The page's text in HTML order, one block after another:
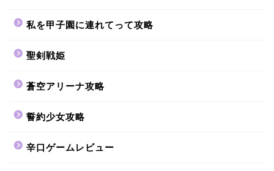
私を甲子園に連れてって攻略
聖剣戦姫
蒼空アリーナ攻略
誓約少女攻略
辛口ゲームレビュー